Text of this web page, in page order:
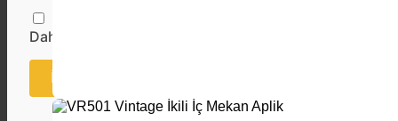
Daha sonraki yorumlarımda kullanılması için adım,